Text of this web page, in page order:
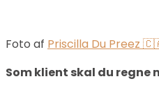
Foto af Priscilla Du Preez
Som klient skal du regne